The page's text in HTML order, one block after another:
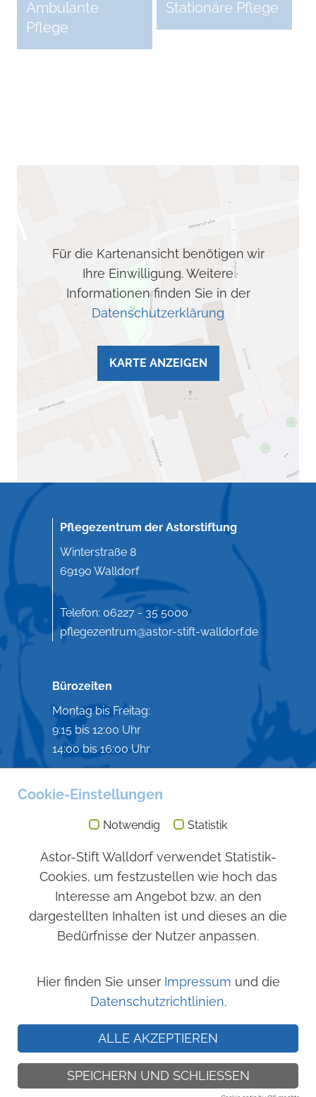
Ambulante
Pflege
Stationäre Pflege
Für die Kartenansicht benötigen wir
Ihre Einwilligung. Weitere
Informationen finden Sie in der
Datenschutzerklärung
KARTE ANZEIGEN
Pflegezentrum der Astorstiftung
Winterstraße 8
69190 Walldorf
Telefon: 06227 - 35 5000
pflegezentrum@astor-stift-walldorf.de
Bürozeiten
Montag bis Freitag:
9:15 bis 12:00 Uhr
14:00 bis 16:00 Uhr
Besuchszeiten
Angebot
Stationärer Bereich
Sozialstation
Nachbarschaftshilfe
Verhinderungspflege
© 2020 Pflegezentrum der Astorstiftung
Cookie-Einstellungen
Notwendig Statistik
Astor-Stift Walldorf verwendet Statistik-
Cookies, um festzustellen wie hoch das
Interesse am Angebot bzw. an den
dargestellten Inhalten ist und dieses an die
Bedürfnisse der Nutzer anpassen.
Hier finden Sie unser Impressum und die
Datenschutzrichtlinien.
ALLE AKZEPTIEREN
SPEICHERN UND SCHLIESSEN